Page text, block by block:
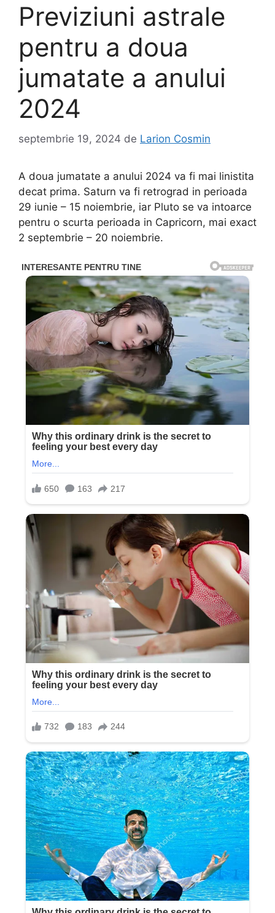
Previziuni astrale
pentru a doua
jumatate a anului
2024
septembrie 19, 2024 de Larion Cosmin
A doua jumatate a anului 2024 va fi mai linistita
decat prima. Saturn va fi retrograd in perioada
29 iunie – 15 noiembrie, iar Pluto se va intoarce
pentru o scurta perioada in Capricorn, mai exact
2 septembrie – 20 noiembrie.